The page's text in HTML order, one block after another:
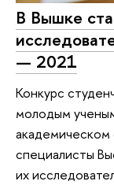
В Вышке
— 2021
Конкурс
молодым
академическом
специалисты
их